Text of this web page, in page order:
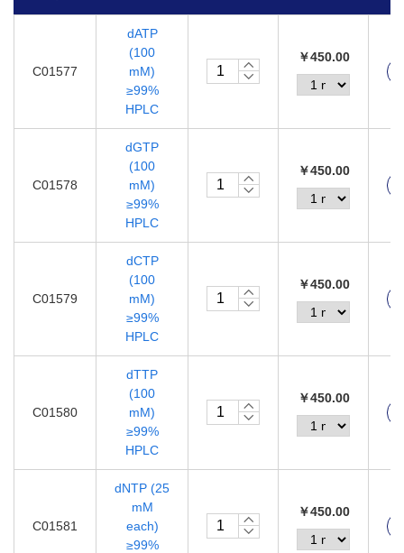
C01577
dATP
(100
mM)
≥99%
HPLC
￥450.00
C01578
dGTP
(100
mM)
≥99%
HPLC
￥450.00
C01579
dCTP
(100
mM)
≥99%
HPLC
￥450.00
C01580
dTTP
(100
mM)
≥99%
HPLC
￥450.00
C01581
dNTP (25
mM
each)
≥99%
￥450.00